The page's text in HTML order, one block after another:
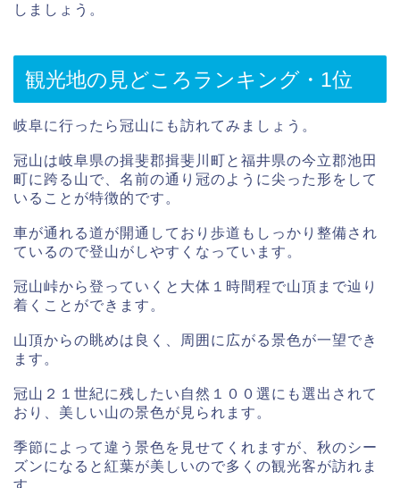
しましょう。
観光地の見どころランキング・1位
岐阜に行ったら冠山にも訪れてみましょう。
冠山は岐阜県の揖斐郡揖斐川町と福井県の今立郡池田
町に跨る山で、名前の通り冠のように尖った形をして
いることが特徴的です。
車が通れる道が開通しており歩道もしっかり整備され
ているので登山がしやすくなっています。
冠山峠から登っていくと大体１時間程で山頂まで辿り
着くことができます。
山頂からの眺めは良く、周囲に広がる景色が一望でき
ます。
冠山２１世紀に残したい自然１００選にも選出されて
おり、美しい山の景色が見られます。
季節によって違う景色を見せてくれますが、秋のシー
ズンになると紅葉が美しいので多くの観光客が訪れま